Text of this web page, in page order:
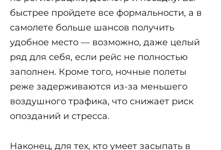
быстрее пройдете все формальности, а в
самолете больше шансов получить
удобное место — возможно, даже целый
ряд для себя, если рейс не полностью
заполнен. Кроме того, ночные полеты
реже задерживаются из-за меньшего
воздушного трафика, что снижает риск
опозданий и стресса.
Наконец, для тех, кто умеет засыпать в